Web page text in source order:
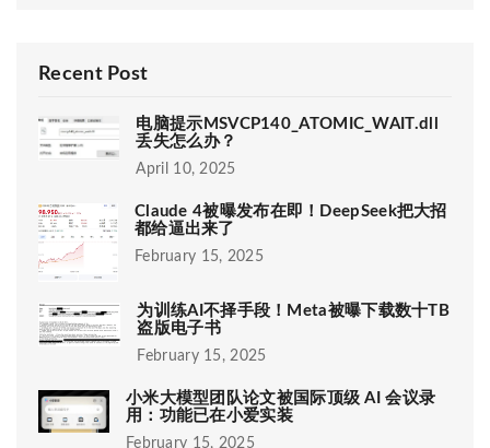
Recent Post
电脑提示MSVCP140_ATOMIC_WAIT.dll
丢失怎么办？
April 10, 2025
Claude 4被曝发布在即！DeepSeek把大招
都给逼出来了
February 15, 2025
为训练AI不择手段！Meta被曝下载数十TB
盗版电子书
February 15, 2025
小米大模型团队论文被国际顶级 AI 会议录
用：功能已在小爱实装
February 15, 2025